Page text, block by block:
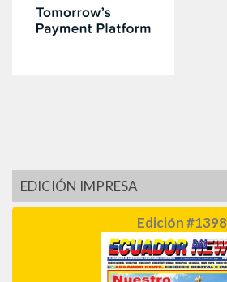
EDICIÓN IMPRESA
Edición #1398